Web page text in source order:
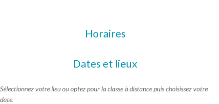
Horaires
Dates et lieux
Sélectionnez votre lieu ou optez pour la classe à distance puis choisissez votre
date.